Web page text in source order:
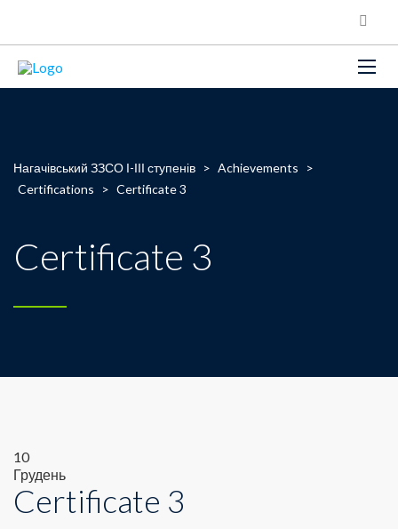
Нагачівський ЗЗСО І-ІІІ ступенів > Achievements
>
Certifications
> Certificate 3
Certificate 3
10
Грудень
Certificate 3